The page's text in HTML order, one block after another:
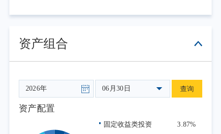
深化改革持续推进，助力现代化产业体系建
资金与情绪面上，南向资金延续净流入态
势，截至二季度末年内累计净买入超3000亿港
收紧与风险偏好扰动，配置意愿趋于谨慎。季
内市场结构性分化显著：信息科技板块受益于
AI硬件景气提升领涨；消费板块受内需修复偏
弱拖累领跌。
资产组合
06月30日 查询
资产配置
固定收益类投资 3.87%